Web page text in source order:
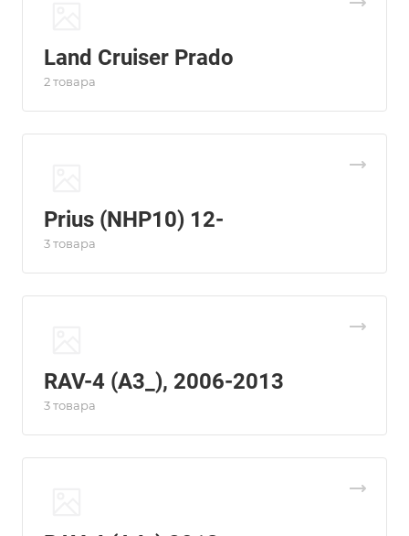
Land Cruiser Prado
2 товара
Prius (NHP10) 12-
3 товара
RAV-4 (A3_), 2006-2013
3 товара